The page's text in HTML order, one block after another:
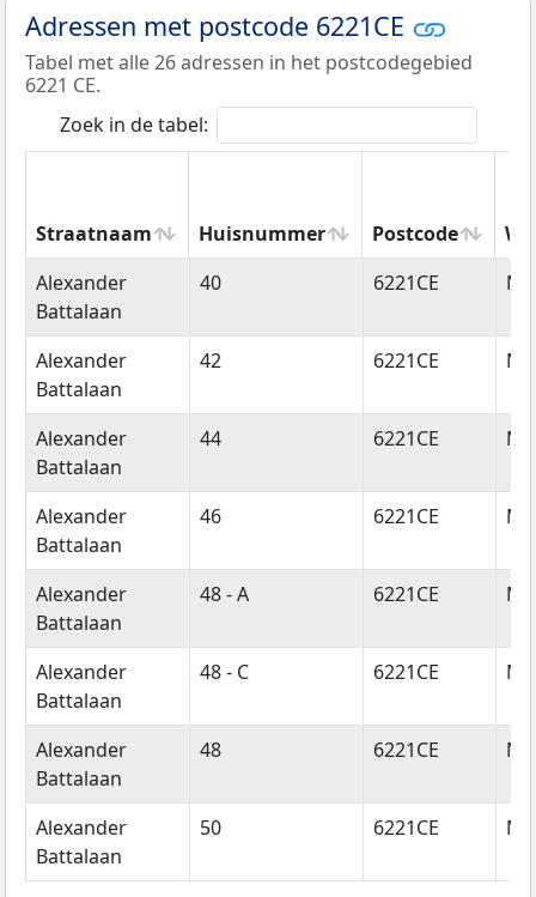
Adressen met postcode 6221CE
Tabel met alle 26 adressen in het postcodegebied
6221 CE.
Zoek in de tabel:
Straatnaam Huisnummer Postcode
Straatnaam
Huisnummer Postcode
Alexander
Battalaan
40 6221CE
Alexander
Battalaan
42 6221CE
Alexander
Battalaan
44 6221CE
Alexander
Battalaan
46 6221CE
Alexander
Battalaan
48 - A 6221CE
Alexander
Battalaan
48 - C 6221CE
Alexander
Battalaan
48 6221CE
Alexander
Battalaan
50 6221CE